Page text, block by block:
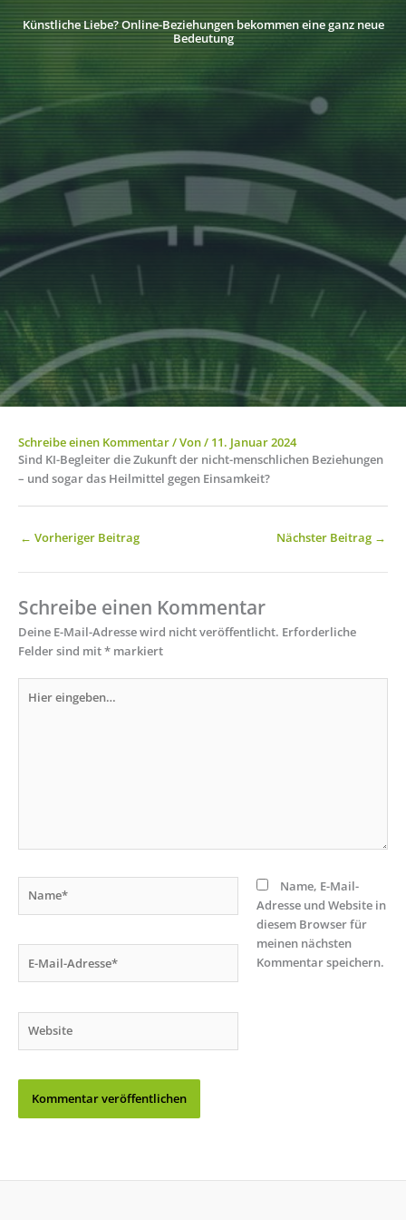
Künstliche Liebe? Online-Beziehungen bekommen eine ganz neue
Bedeutung
Schreibe einen Kommentar/ Von/ 11. Januar 2024
Sind KI-Begleiter die Zukunft der nicht-menschlichen Beziehungen
– und sogar das Heilmittel gegen Einsamkeit?
← Vorheriger Beitrag Nächster Beitrag →
Schreibe einen Kommentar
Deine E-Mail-Adresse wird nicht veröffentlicht. Erforderliche
Felder sind mit* markiert
eingeben…
Mail-
Name, E-Mail-
Adresse und Website in
diesem Browser für
meinen nächsten
Kommentar speichern.